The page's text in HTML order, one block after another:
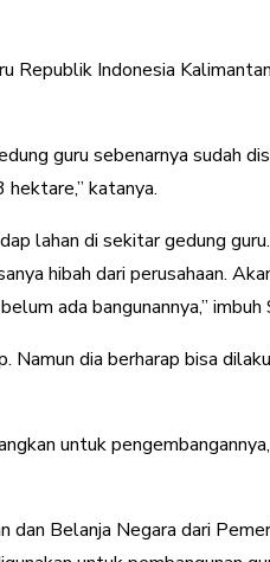
Republik Indonesia
guru sebenarnya sudah
hektare,” katanya.
lahan di sekitar gedung
hibah dari perusahaan.
ada bangunannya,” imbuh
Namun dia berharap bisa
untuk
Belanja Negara dari